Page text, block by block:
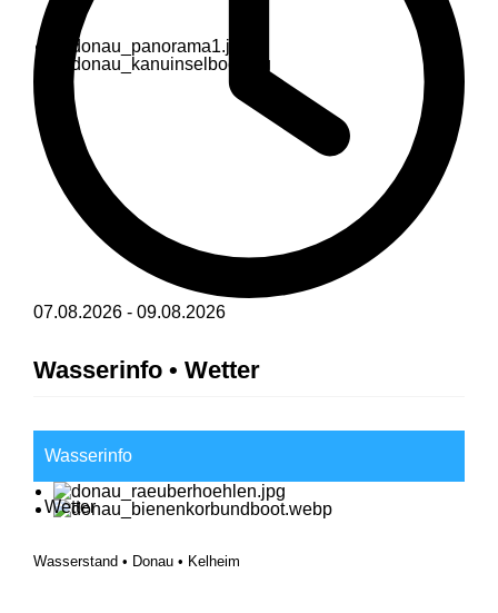
07.08.2026 - 09.08.2026
Wasserinfo • Wetter
Wasserinfo
Wetter
Wasserstand • Donau • Kelheim